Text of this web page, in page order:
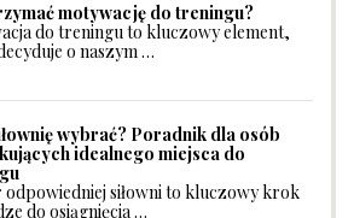
motywację do treningu?
do treningu to kluczowy element,
o naszym …
wybrać? Poradnik dla osób
idealnego miejsca do
odpowiedniej siłowni to kluczowy krok
do osiągnięcia …